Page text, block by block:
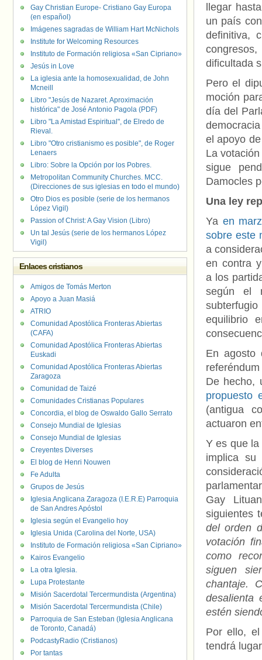
llegar
un país
definitiva,
dificultada
Pero el
moción
día del
el apoyo
La
sigue
Damocles
Una ley
Ya en
sobre este
a
en contra
a los
según el
equilibrio
En agosto
De hecho,
propuesto
(antigua
actuaron
Y es que
implica su
Gay
siguientes
del orden
votación
como
siguen
chantaje.
desalienta
estén
Por ello,
tendrá
Gay Christian Europe- Cristiano Gay Europa
(en español)
Imágenes sagradas de William Hart McNichols
Institute for Welcoming Resources
Instituto de Formación religiosa «San Cipriano»
Jesús in Love
La iglesia ante la homosexualidad, de John
Mcneill
Libro "Jesús de Nazaret. Aproximación
histórica" de José Antonio Pagola (PDF)
Libro "La Amistad Espiritual", de Elredo de
Rieval.
Libro "Otro cristianismo es posible", de Roger
Lenaers
Libro: Sobre la Opción por los Pobres.
Metropolitan Community Churches. MCC.
(Direcciones de sus iglesias en todo el mundo)
Otro Dios es posible (serie de los hermanos
López Vigil)
Passion of Christ: A Gay Vision (Libro)
Un tal Jesús (serie de los hermanos López
Vigil)
Enlaces cristianos
Amigos de Tomás Merton
Apoyo a Juan Masiá
ATRIO
Comunidad Apostólica Fronteras Abiertas
(CAFA)
Comunidad Apostólica Fronteras Abiertas
Euskadi
Comunidad Apostólica Fronteras Abiertas
Zaragoza
Comunidad de Taizé
Comunidades Cristianas Populares
Concordia, el blog de Oswaldo Gallo Serrato
Consejo Mundial de Iglesias
Consejo Mundial de Iglesias
Creyentes Diverses
El blog de Henri Nouwen
Fe Adulta
Grupos de Jesús
Iglesia Anglicana Zaragoza (I.E.R.E) Parroquia
de San Andres Apóstol
Iglesia según el Evangelio hoy
Iglesia Unida (Carolina del Norte, USA)
Instituto de Formación religiosa «San Cipriano»
Kairos Evangelio
La otra Iglesia.
Lupa Protestante
Misión Sacerdotal Tercermundista (Argentina)
Misión Sacerdotal Tercermundista (Chile)
Parroquia de San Esteban (Iglesia Anglicana
de Toronto, Canadá)
PodcastyRadio (Cristianos)
Por tantas